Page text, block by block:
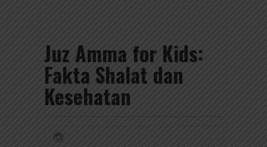
Juz Amma for Kids:
Fakta Shalat dan
Kesehatan